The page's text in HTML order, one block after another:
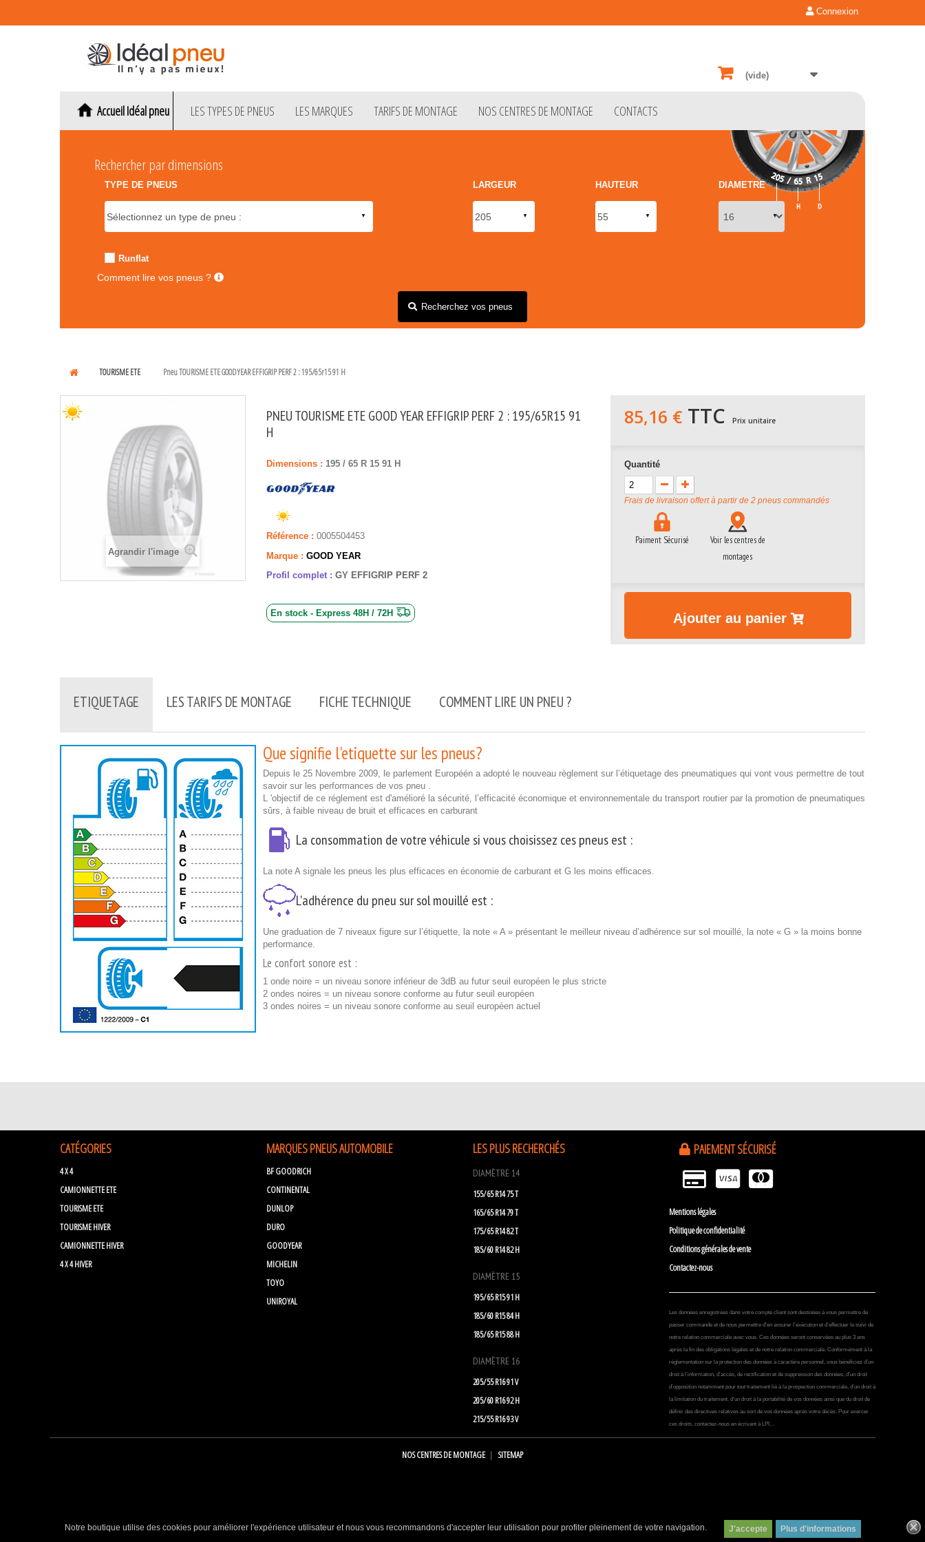
Connexion
(vide)
Accueil Idéal pneu LES TYPES DE PNEUS LES MARQUES TARIFS DE MONTAGE NOS CENTRES DE MONTAGE CONTACTS
Notre boutique utilise des cookies pour améliorer l'expérience utilisateur et nous vous recommandons d'accepter leur utilisation pour profiter pleinement de votre navigation. Plus d'informations
Rechercher par dimensions
TYPE DE PNEUS LARGEUR HAUTEUR DIAMETRE
Runflat
Comment lire vos pneus ?
Recherchez vos pneus
TOURISME ETE Pneu TOURISME ETE GOOD YEAR EFFIGRIP PERF 2 : 195/65r15 91 H
Agrandir l'image
PNEU TOURISME ETE GOOD YEAR EFFIGRIP PERF 2 : 195/65R15 91
H
Dimensions : 195 / 65 R 15 91 H
Référence : 0005504453
Marque : GOOD YEAR
Profil complet : GY EFFIGRIP PERF 2
En stock - Express 48H / 72H
85,16 € TTC Prix unitaire
Quantité
Frais de livraison offert à partir de 2 pneus commandés
Paiment Sécurisé
Voir les centres de
montages
Ajouter au panier
ETIQUETAGE LES TARIFS DE MONTAGE FICHE TECHNIQUE COMMENT LIRE UN PNEU ?
Que signifie l'etiquette sur les pneus?
Depuis le 25 Novembre 2009, le parlement Européén a adopté le nouveau règlement sur l’étiquetage des pneumatiques qui vont vous permettre de tout
savoir sur les performances de vos pneu .
L 'objectif de ce réglement est d'amélioré la sécurité, l’efficacité économique et environnementale du transport routier par la promotion de pneumatiques
sûrs, à faible niveau de bruit et efficaces en carburant
La consommation de votre véhicule si vous choisissez ces pneus est :
La note A signale les pneus les plus efficaces en économie de carburant et G les moins efficaces.
L'adhérence du pneu sur sol mouillé est :
Une graduation de 7 niveaux figure sur l’étiquette, la note « A » présentant le meilleur niveau d’adhérence sur sol mouillé, la note « G » la moins bonne
performance.
Le confort sonore est :
1 onde noire = un niveau sonore inférieur de 3dB au futur seuil européen le plus stricte
2 ondes noires = un niveau sonore conforme au futur seuil européen
3 ondes noires = un niveau sonore conforme au seuil européen actuel
CATÉGORIES
4 X 4
CAMIONNETTE ETE
TOURISME ETE
TOURISME HIVER
CAMIONNETTE HIVER
4 X 4 HIVER
MARQUES PNEUS AUTOMOBILE
BF GOODRICH
CONTINENTAL
DUNLOP
DURO
GOODYEAR
MICHELIN
TOYO
UNIROYAL
LES PLUS RECHERCHÉS
DIAMÈTRE 14
155/65 R14 75 T
165/65 R14 79 T
175/65 R14 82 T
185/60 R14 82 H
DIAMÈTRE 15
195/65 R15 91 H
185/60 R15 84 H
185/65 R15 88 H
DIAMÈTRE 16
205/55 R16 91 V
205/60 R16 92 H
215/55 R16 93 V
PAIEMENT SÉCURISÉ
Mentions légales
Politique de confidentialité
Conditions générales de vente
Contactez-nous
Les données enregistrées dans votre compte client sont destinées à vous permettre de
passer commande et de nous permettre d’en assurer l’exécution et d’effectuer le suivi de
notre relation commerciale avec vous. Ces données seront conservées au plus 3 ans
après la fin des obligations légales et de notre relation commerciale. Conformément à la
réglementation sur la protection des données à caractère personnel, vous bénéficiez d’un
droit à l’information, d’accès, de rectification et de suppression des données, d’un droit
d’opposition notamment pour tout traitement lié à la prospection commerciale, d’un droit à
la limitation du traitement, d’un droit à la portabilité de vos données ainsi que du droit de
définir des directives relatives au sort de vos données après votre décès. Pour exercer
ces droits, contactez-nous en écrivant à LPI, .
NOS CENTRES DE MONTAGE SITEMAP